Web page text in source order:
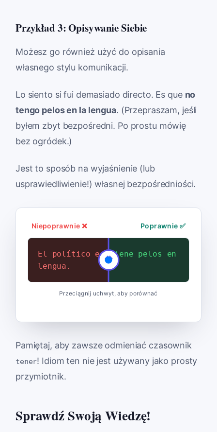
Przykład 3: Opisywanie Siebie
Możesz go również użyć do opisania
własnego stylu komunikacji.
Lo siento si fui demasiado directo. Es que no
tengo pelos en la lengua. (Przepraszam, jeśli
byłem zbyt bezpośredni. Po prostu mówię
bez ogródek.)
Jest to sposób na wyjaśnienie (lub
usprawiedliwienie!) własnej bezpośredniości.
Niepoprawnie ❌ Poprawnie ✅
El político es no pelos en la
lengua.
El político no tiene pelos en
la lengua.
Przeciągnij uchwyt, aby porównać
Pamiętaj, aby zawsze odmieniać czasownik
tener! Idiom ten nie jest używany jako prosty
przymiotnik.
Sprawdź Swoją Wiedzę!